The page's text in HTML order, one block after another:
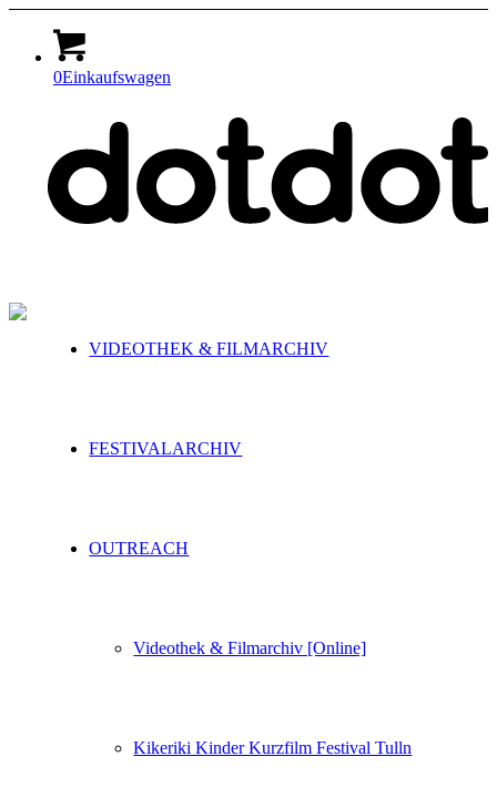
0Einkaufswagen
VIDEOTHEK & FILMARCHIV
FESTIVALARCHIV
OUTREACH
Videothek & Filmarchiv [Online]
Kikeriki Kinder Kurzfilm Festival Tulln